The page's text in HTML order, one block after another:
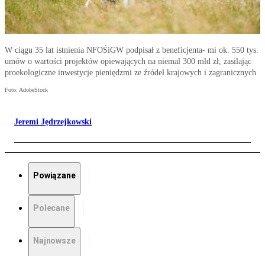
W ciągu 35 lat istnienia NFOŚiGW podpisał z beneficjenta- mi ok. 550 tys.
umów o wartości projektów opiewających na niemal 300 mld zł, zasilając
proekologiczne inwestycje pieniędzmi ze źródeł krajowych i zagranicznych
Foto: AdobeStock
Jeremi Jędrzejkowski
Powiązane
Polecane
Najnowsze